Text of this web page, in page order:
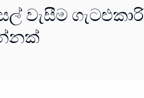
වැසීම ගැටළුකාරි